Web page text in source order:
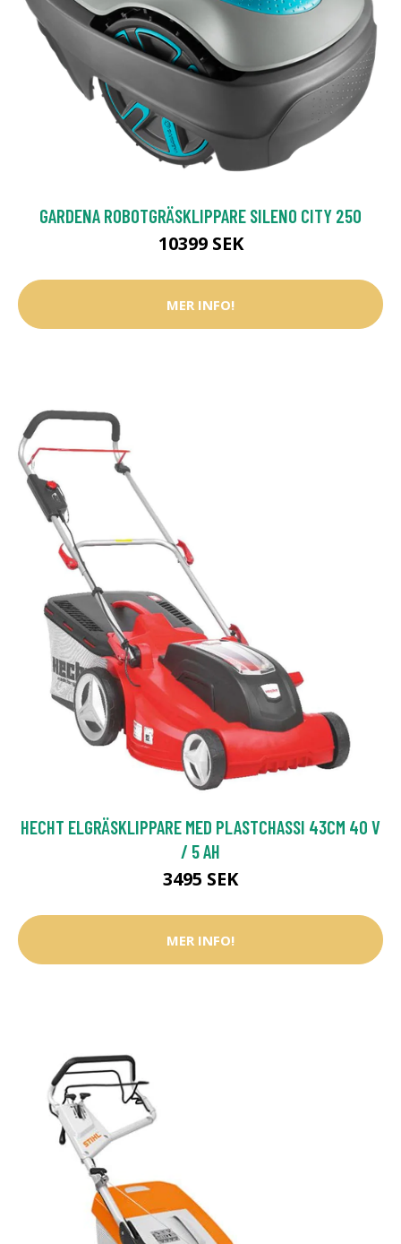
GARDENA ROBOTGRÄSKLIPPARE SILENO CITY 250
10399 SEK
MER INFO!
HECHT ELGRÄSKLIPPARE MED PLASTCHASSI 43CM 40 V
/ 5 AH
3495 SEK
MER INFO!